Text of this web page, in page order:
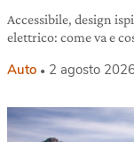
Accessibile, design
elettrico: come va e
Auto 2 agosto